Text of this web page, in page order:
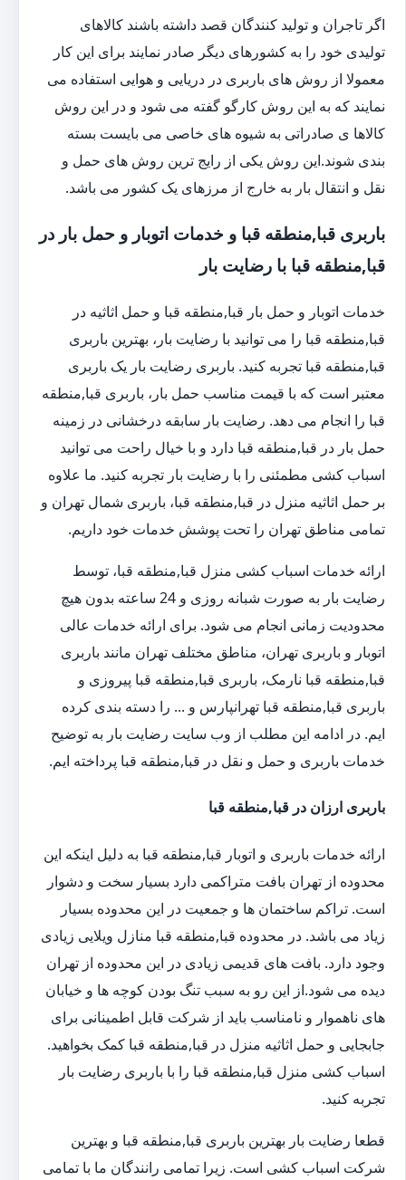
اگر تاجران و تولید کنندگان قصد داشته باشند کالاهای
تولیدی خود را به کشورهای دیگر صادر نمایند برای این کار
معمولا از روش های باربری در دریایی و هوایی استفاده می
نمایند که به این روش کارگو گفته می شود و در این روش
کالاها ی صادراتی به شیوه های خاصی می بایست بسته
بندی شوند.این روش یکی از رایج ترین روش های حمل و
نقل و انتقال بار به خارج از مرزهای یک کشور می باشد.
باربری قبا,منطقه قبا و خدمات اتوبار و حمل بار در
قبا,منطقه قبا با رضایت بار
خدمات اتوبار و حمل بار قبا,منطقه قبا و حمل اثاثیه در
قبا,منطقه قبا را می توانید با رضایت بار، بهترین باربری
قبا,منطقه قبا تجربه کنید. باربری رضایت بار یک باربری
معتبر است که با قیمت مناسب حمل بار، باربری قبا,منطقه
قبا را انجام می دهد. رضایت بار سابقه درخشانی در زمینه
حمل بار در قبا,منطقه قبا دارد و با خیال راحت می توانید
اسباب کشی مطمئنی را با رضایت بار تجربه کنید. ما علاوه
بر حمل اثاثیه منزل در قبا,منطقه قبا، باربری شمال تهران و
تمامی مناطق تهران را تحت پوشش خدمات خود داریم.
ارائه خدمات اسباب کشی منزل قبا,منطقه قبا، توسط
رضایت بار به صورت شبانه روزی و 24 ساعته بدون هیچ
محدودیت زمانی انجام می شود. برای ارائه خدمات عالی
اتوبار و باربری تهران، مناطق مختلف تهران مانند باربری
قبا,منطقه قبا نارمک، باربری قبا,منطقه قبا پیروزی و
باربری قبا,منطقه قبا تهرانپارس و ... را دسته بندی کرده
ایم. در ادامه این مطلب از وب سایت رضایت بار به توضیح
خدمات باربری و حمل و نقل در قبا,منطقه قبا پرداخته ایم.
باربری ارزان در قبا,منطقه قبا
ارائه خدمات باربری و اتوبار قبا,منطقه قبا به دلیل اینکه این
محدوده از تهران بافت متراکمی دارد بسیار سخت و دشوار
است. تراکم ساختمان ها و جمعیت در این محدوده بسیار
زیاد می باشد. در محدوده قبا,منطقه قبا منازل ویلایی زیادی
وجود دارد. بافت های قدیمی زیادی در این محدوده از تهران
دیده می شود.از این رو به سبب تنگ بودن کوچه ها و خیابان
های ناهموار و نامناسب باید از شرکت قابل اطمینانی برای
جابجایی و حمل اثاثیه منزل در قبا,منطقه قبا کمک بخواهید.
اسباب کشی منزل قبا,منطقه قبا را با باربری رضایت بار
تجربه کنید.
قطعا رضایت بار بهترین باربری قبا,منطقه قبا و بهترین
شرکت اسباب کشی است. زیرا تمامی رانندگان ما با تمامی